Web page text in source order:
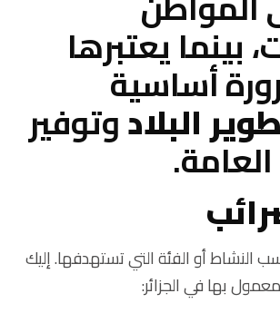
بينما يعتبرها
أساسية
البلادوتوفير
النشاط أو الفئة التي تستهدفها. إليك
بها في الجزائر: